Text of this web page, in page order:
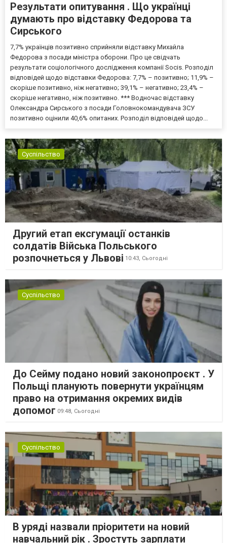
Результати опитування . Що українці
думають про відставку Федорова та
Сирського
7,7% українців позитивно сприйняли відставку Михайла
Федорова з посади міністра оборони. Про це свідчать
результати соціологічного дослідження компанії Socis. Розподіл
відповідей щодо відставки Федорова: 7,7% – позитивно; 11,9% –
скоріше позитивно, ніж негативно; 39,1% – негативно; 23,4% –
скоріше негативно, ніж позитивно. *** Водночас відставку
Олександра Сирського з посади Головнокомандувача ЗСУ
позитивно оцінили 40,6% опитаних. Розподіл відповідей щодо...
Суспільство
Другий етап ексгумації останків
солдатів Війська Польського
розпочнеться у Львові 10:43, Сьогодні
Суспільство
До Сейму подано новий законопроєкт . У
Польщі планують повернути українцям
право на отримання окремих видів
допомог 09:48, Сьогодні
Суспільство
В уряді назвали пріоритети на новий
навчальний рік . Зростуть зарплати